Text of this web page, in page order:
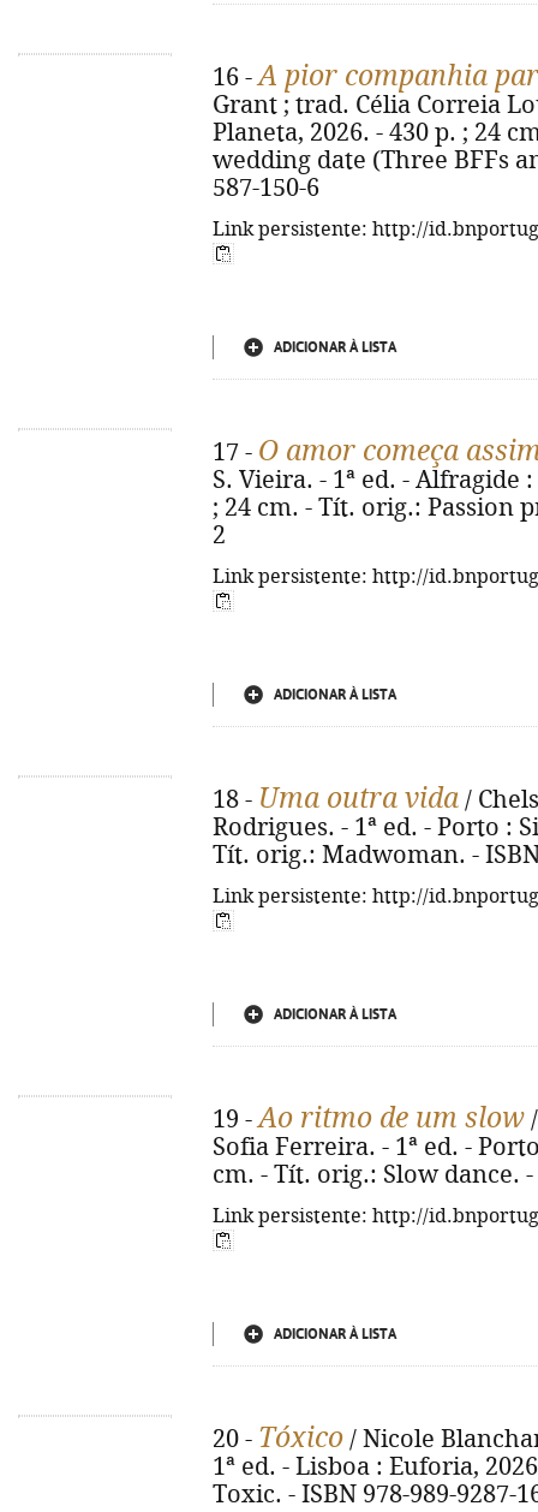
16 -A pior companhia
Grant ; trad. Célia Correia
Planeta, 2026. - 430 p. ; 24
wedding date (Three BFFs
587-150-6
Link persistente: http://
ADICIONAR À LISTA
17 - O amor começa
S. Vieira. - 1ª ed. - Alfragide
; 24 cm. - Tít. orig.: Passion
2
Link persistente: http://
ADICIONAR À LISTA
18 - Uma outra vida /
Rodrigues. - 1ª ed. - Porto :
Tít. orig.: Madwoman. -
Link persistente: http://
ADICIONAR À LISTA
19 -Ao ritmo de um slow
Sofia Ferreira. - 1ª ed. -
cm. - Tít. orig.: Slow dance. -
Link persistente: http://
ADICIONAR À LISTA
20 - Tóxico / Nicole
1ª ed. - Lisboa : Euforia,
Toxic. - ISBN 978-989-9287-